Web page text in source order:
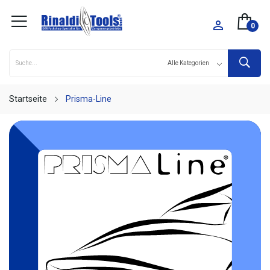
 0
Startseite Prisma-Line